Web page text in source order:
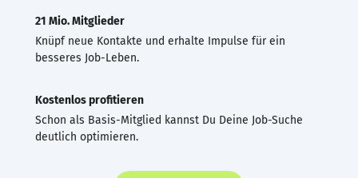
21 Mio. Mitglieder
Knüpf neue Kontakte und erhalte Impulse für ein
besseres Job-Leben.
Kostenlos profitieren
Schon als Basis-Mitglied kannst Du Deine Job-Suche
deutlich optimieren.